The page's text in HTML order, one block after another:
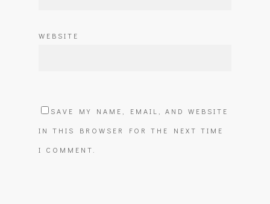
WEBSITE
SAVE MY NAME, EMAIL, AND WEBSITE
IN THIS BROWSER FOR THE NEXT TIME
I COMMENT.